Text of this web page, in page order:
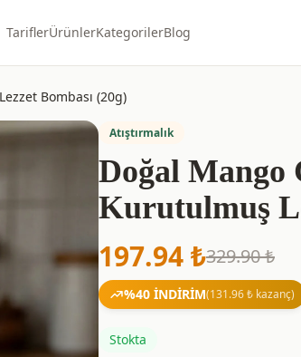
TariflerÜrünlerKategorilerBlog
Bombası (20g)
Atıştırmalık
Doğal
Kurutulmuş
197.94₺329.90₺
%40 İNDİRİM(131.96₺ kazanç)
Stokta